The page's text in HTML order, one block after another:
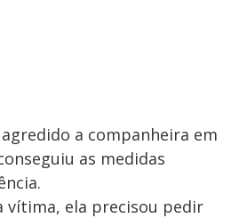
a companheira em
as medidas
vítima, ela precisou pedir